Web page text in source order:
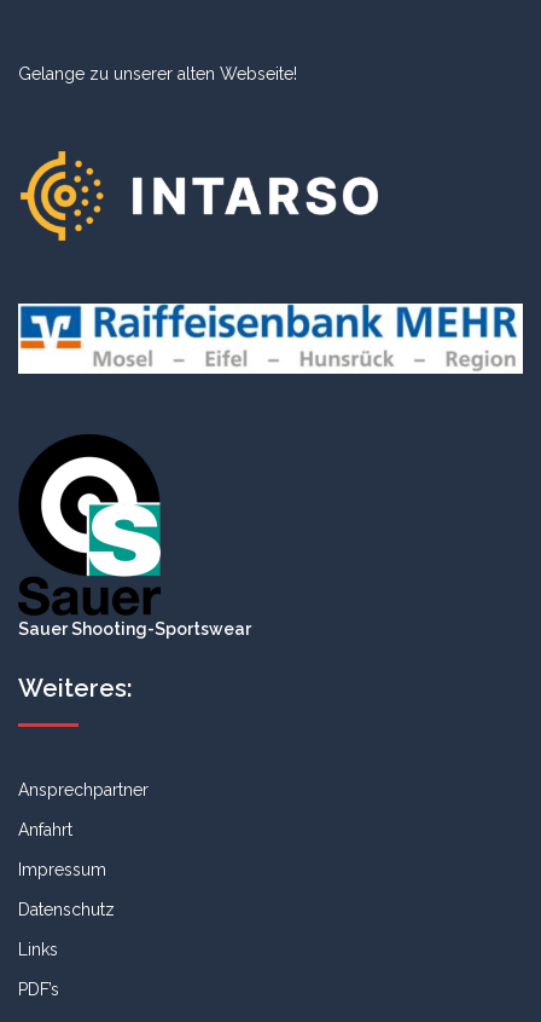
Gelange zu unserer alten Webseite!
Sauer Shooting-Sportswear
Weiteres:
Ansprechpartner
Anfahrt
Impressum
Datenschutz
Links
PDF’s